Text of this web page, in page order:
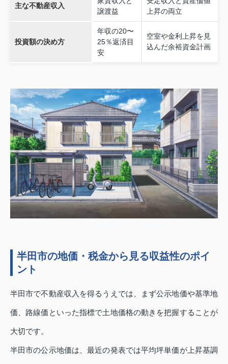
主な不動産収入
譲渡益
上昇の両立
投資額の決め方
年収の20〜
25％返済目
安
空室や金利上昇を見
込んだ余裕資金計画
半田市の地価・税金から見る収益性のポイ
ント
半田市で不動産収入を得るうえでは、まず公示地価や基準地
価、路線価といった指標で土地価格の動きを把握することが
大切です。
半田市の公示地価は、最近の発表では平均坪単価が上昇基調